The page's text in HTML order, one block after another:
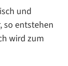
und
so entstehen
wird zum